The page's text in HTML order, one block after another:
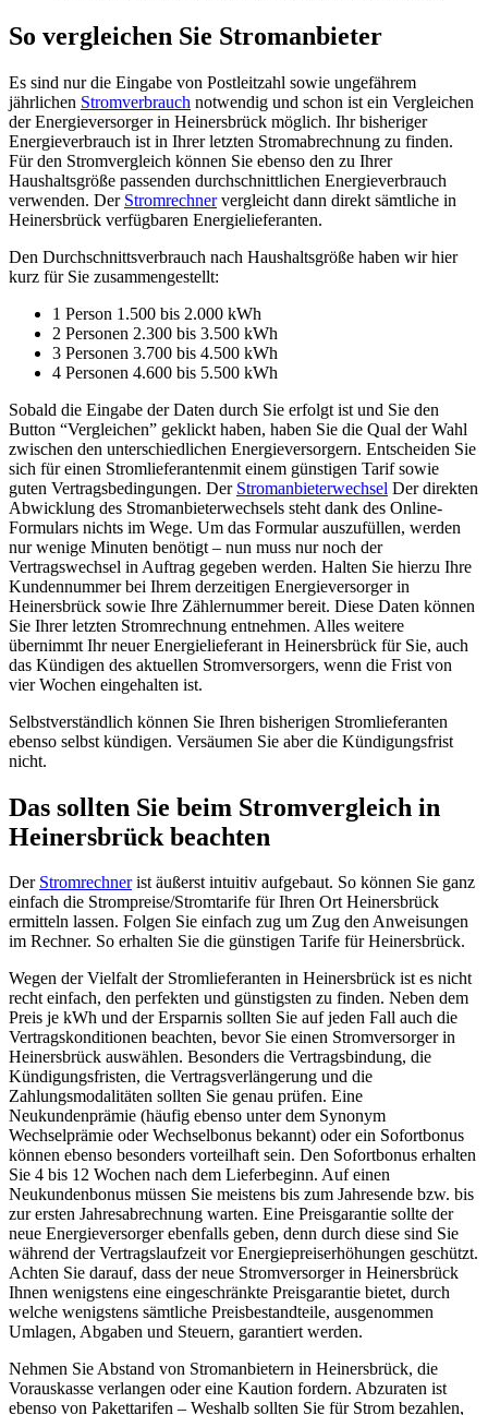
So vergleichen Sie Stromanbieter
Es sind nur die Eingabe von Postleitzahl sowie ungefährem
jährlichen Stromverbrauch notwendig und schon ist ein Vergleichen
der Energieversorger in Heinersbrück möglich. Ihr bisheriger
Energieverbrauch ist in Ihrer letzten Stromabrechnung zu finden.
Für den Stromvergleich können Sie ebenso den zu Ihrer
Haushaltsgröße passenden durchschnittlichen Energieverbrauch
verwenden. Der Stromrechnervergleicht dann direkt sämtliche in
Heinersbrück verfügbaren Energielieferanten.
Den Durchschnittsverbrauch nach Haushaltsgröße haben wir hier
kurz für Sie zusammengestellt:
1 Person 1.500 bis 2.000 kWh
2 Personen 2.300 bis 3.500 kWh
3 Personen 3.700 bis 4.500 kWh
4 Personen 4.600 bis 5.500 kWh
Sobald die Eingabe der Daten durch Sie erfolgt ist und Sie den
Button “Vergleichen” geklickt haben, haben Sie die Qual der Wahl
zwischen den unterschiedlichen Energieversorgern. Entscheiden Sie
sich für einen Stromlieferantenmit einem günstigen Tarif sowie
guten Vertragsbedingungen. Der Stromanbieterwechsel Der direkten
Abwicklung des Stromanbieterwechsels steht dank des Online-
Formulars nichts im Wege. Um das Formular auszufüllen, werden
nur wenige Minuten benötigt – nun muss nur noch der
Vertragswechsel in Auftrag gegeben werden. Halten Sie hierzu Ihre
Kundennummer bei Ihrem derzeitigen Energieversorger in
Heinersbrück sowie Ihre Zählernummer bereit. Diese Daten können
Sie Ihrer letzten Stromrechnung entnehmen. Alles weitere
übernimmt Ihr neuer Energielieferant in Heinersbrück für Sie, auch
das Kündigen des aktuellen Stromversorgers, wenn die Frist von
vier Wochen eingehalten ist.
Selbstverständlich können Sie Ihren bisherigen Stromlieferanten
ebenso selbst kündigen. Versäumen Sie aber die Kündigungsfrist
nicht.
Das sollten Sie beim Stromvergleich in
Heinersbrück beachten
Der Stromrechnerist äußerst intuitiv aufgebaut. So können Sie ganz
einfach die Strompreise/Stromtarife für Ihren Ort Heinersbrück
ermitteln lassen. Folgen Sie einfach zug um Zug den Anweisungen
im Rechner. So erhalten Sie die günstigen Tarife für Heinersbrück.
Wegen der Vielfalt der Stromlieferanten in Heinersbrück ist es nicht
recht einfach, den perfekten und günstigsten zu finden. Neben dem
Preis je kWh und der Ersparnis sollten Sie auf jeden Fall auch die
Vertragskonditionen beachten, bevor Sie einen Stromversorger in
Heinersbrück auswählen. Besonders die Vertragsbindung, die
Kündigungsfristen, die Vertragsverlängerung und die
Zahlungsmodalitäten sollten Sie genau prüfen. Eine
Neukundenprämie (häufig ebenso unter dem Synonym
Wechselprämie oder Wechselbonus bekannt) oder ein Sofortbonus
können ebenso besonders vorteilhaft sein. Den Sofortbonus erhalten
Sie 4 bis 12 Wochen nach dem Lieferbeginn. Auf einen
Neukundenbonus müssen Sie meistens bis zum Jahresende bzw. bis
zur ersten Jahresabrechnung warten. Eine Preisgarantie sollte der
neue Energieversorger ebenfalls geben, denn durch diese sind Sie
während der Vertragslaufzeit vor Energiepreiserhöhungen geschützt.
Achten Sie darauf, dass der neue Stromversorger in Heinersbrück
Ihnen wenigstens eine eingeschränkte Preisgarantie bietet, durch
welche wenigstens sämtliche Preisbestandteile, ausgenommen
Umlagen, Abgaben und Steuern, garantiert werden.
Nehmen Sie Abstand von Stromanbietern in Heinersbrück, die
Vorauskasse verlangen oder eine Kaution fordern. Abzuraten ist
ebenso von Pakettarifen – Weshalb sollten Sie für Strom bezahlen,